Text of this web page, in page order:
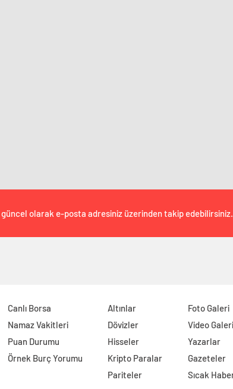
güncel olarak e-posta adresiniz üzerinden takip edebilirsiniz.
Canlı Borsa
Namaz Vakitleri
Puan Durumu
Örnek Burç Yorumu
Altınlar
Dövizler
Hisseler
Kripto Paralar
Pariteler
Foto Galeri
Video Galeri
Yazarlar
Gazeteler
Sıcak